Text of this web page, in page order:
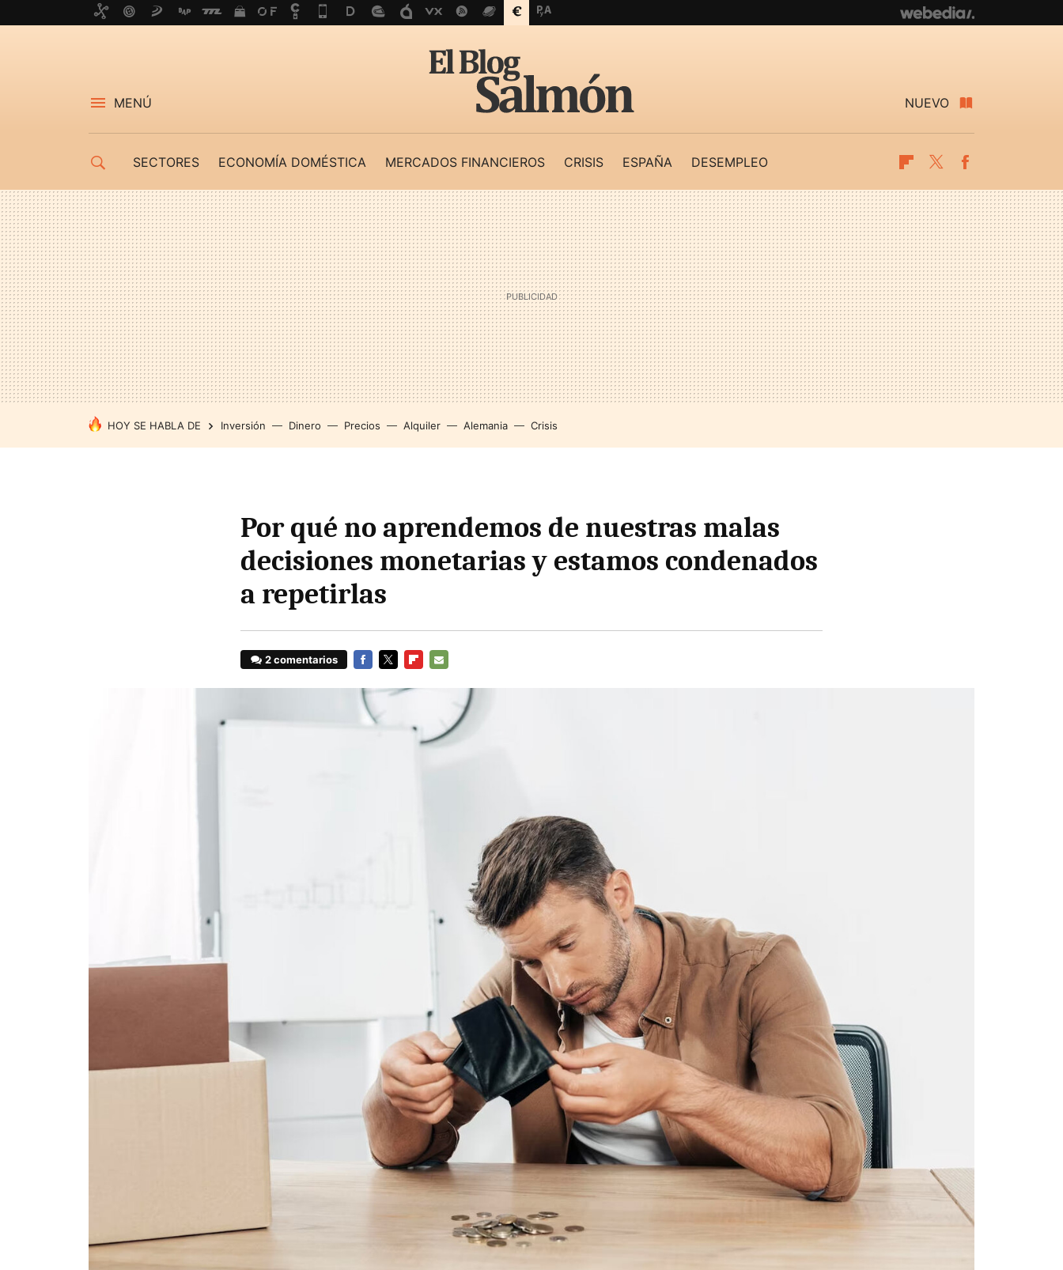
MENÚ NUEVO
SECTORES ECONOMÍA DOMÉSTICA MERCADOS FINANCIEROS CRISIS ESPAÑA DESEMPLEO Flipboard
Twitter
HOY SE HABLA DE Inversión Dinero Precios Alquiler Alemania Crisis
Por qué no aprendemos de nuestras malas
decisiones monetarias y estamos condenados
a repetirlas
2 comentarios